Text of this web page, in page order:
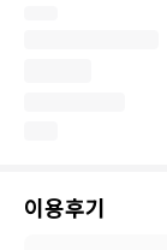
이용후기